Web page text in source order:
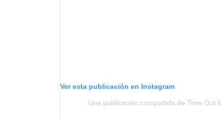
Ver esta publicación en Instagram
Una publicación compartida de Time Out